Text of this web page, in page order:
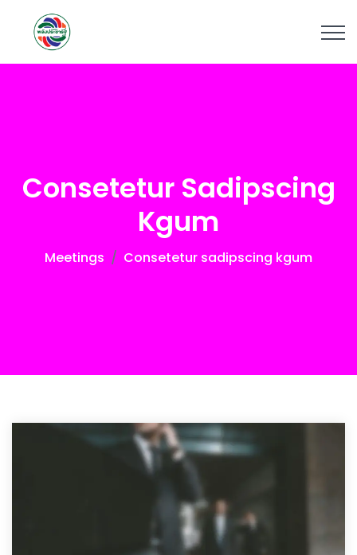
Consetetur Sadipscing
Kgum
Meetings Consetetur sadipscing kgum